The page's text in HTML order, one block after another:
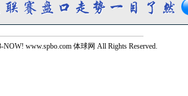
NOW! www.spbo.com 体球网 All Rights Reserved.